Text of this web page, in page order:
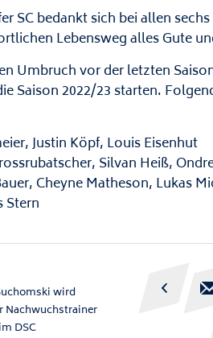
SC bedankt sich bei allen
Lebensweg alles Gute
Umbruch vor der letzten
Saison 2022/23 starten.
Justin Köpf, Louis Eisenhut
Silvan Heiß,
Cheyne Matheson, Lukas
Stern
wird
Nachwuchstrainer
DSC
